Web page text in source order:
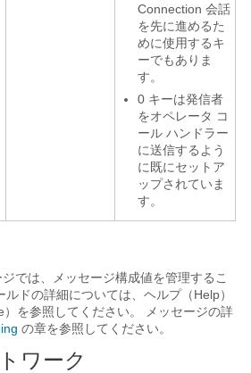
Connection 会話
を先に進めるた
めに使用するキ
ーでもありま
す。
0 キーは発信者
をオペレータ コ
ール ハンドラー
に送信するよう
に既にセットア
ップされていま
す。
では、メッセージ構成値を管理するこ
ドの詳細については、ヘルプ（Help）
を参照してください。 メッセージの詳
の章を参照してください。
ワーク